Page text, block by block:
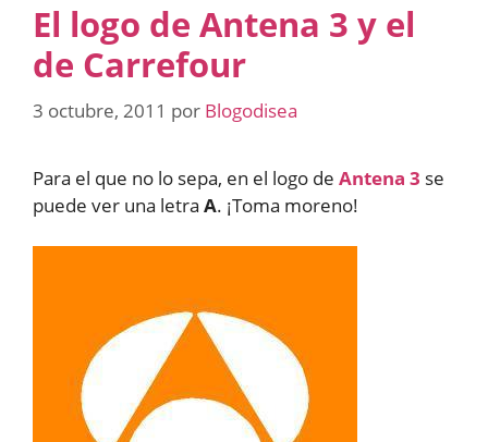
El logo de Antena 3 y el
de Carrefour
3 octubre, 2011 por Blogodisea
Para el que no lo sepa, en el logo de Antena 3 se
puede ver una letra A. ¡Toma moreno!